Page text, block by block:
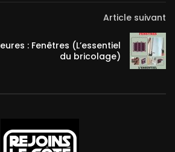
Article suivant
: Fenêtres (L’essentiel
du bricolage)